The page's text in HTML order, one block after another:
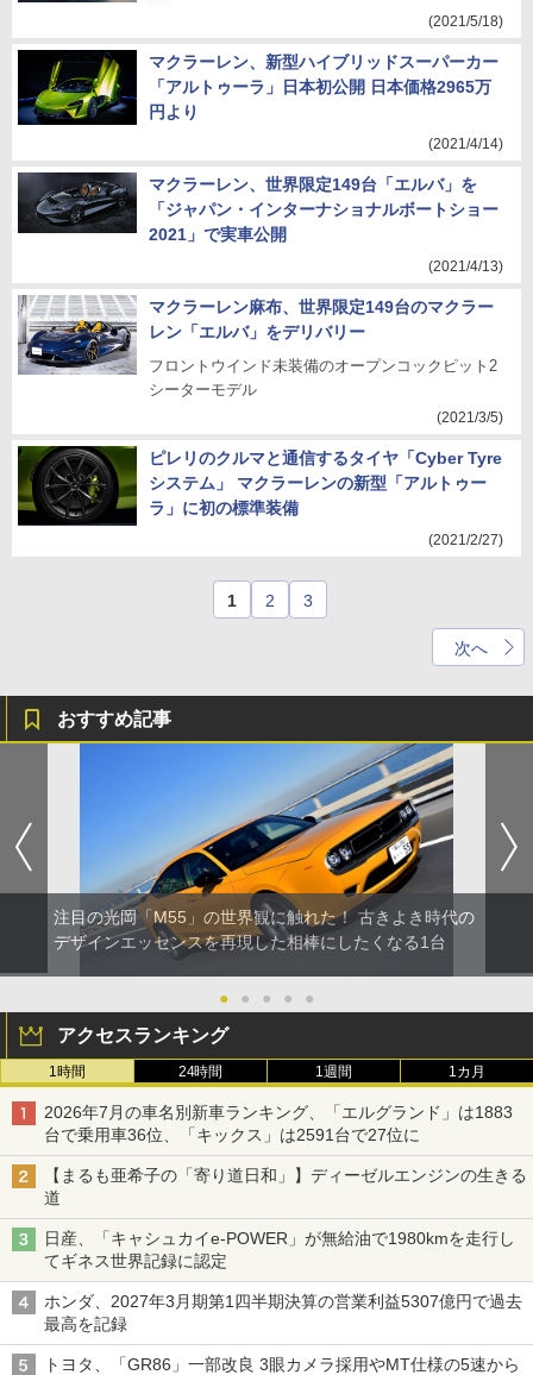
(2021/5/18)
マクラーレン、新型ハイブリッドスーパーカー
「アルトゥーラ」日本初公開 日本価格2965万
円より
(2021/4/14)
マクラーレン、世界限定149台「エルバ」を
「ジャパン・インターナショナルボートショー
2021」で実車公開
(2021/4/13)
マクラーレン麻布、世界限定149台のマクラー
レン「エルバ」をデリバリー
フロントウインド未装備のオープンコックピット2
シーターモデル
(2021/3/5)
ピレリのクルマと通信するタイヤ「Cyber Tyre
システム」 マクラーレンの新型「アルトゥー
ラ」に初の標準装備
(2021/2/27)
1 2 3
次へ
おすすめ記事
注目の光岡「M55」の世界観に触れた！ 古きよき時代の
デザインエッセンスを再現した相棒にしたくなる1台
● ● ● ● ●
アクセスランキング
1時間 24時間 1週間 1カ月
2026年7月の車名別新車ランキング、「エルグランド」は1883
台で乗用車36位、「キックス」は2591台で27位に
【まるも亜希子の「寄り道日和」】ディーゼルエンジンの生きる
道
日産、「キャシュカイe-POWER」が無給油で1980kmを走行し
てギネス世界記録に認定
ホンダ、2027年3月期第1四半期決算の営業利益5307億円で過去
最高を記録
トヨタ、「GR86」一部改良 3眼カメラ採用やMT仕様の5速から